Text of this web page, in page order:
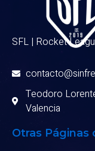
SFL | Rocket
Teodoro
Valencia
Otras Páginas